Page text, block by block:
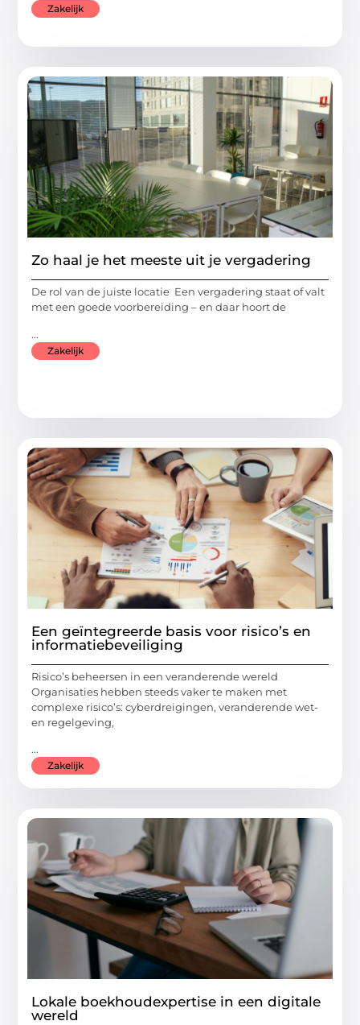
Zakelijk
Zo haal je het meeste uit je vergadering
De rol van de juiste locatie Een vergadering staat of valt
met een goede voorbereiding – en daar hoort de
...
Zakelijk
Een geïntegreerde basis voor risico’s en
informatiebeveiliging
Risico’s beheersen in een veranderende wereld
Organisaties hebben steeds vaker te maken met
complexe risico’s: cyberdreigingen, veranderende wet-
en regelgeving,
...
Zakelijk
Lokale boekhoudexpertise in een digitale
wereld